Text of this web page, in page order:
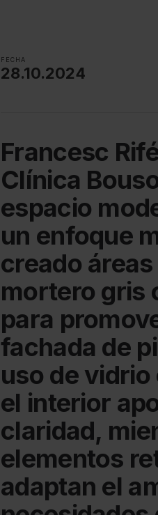
FECHA
28.10.2024
Francesc
Clínica
espacio
un enfoque
creado
mortero gris
para
fachada de
uso de
el interior
claridad,
elementos
adaptan el